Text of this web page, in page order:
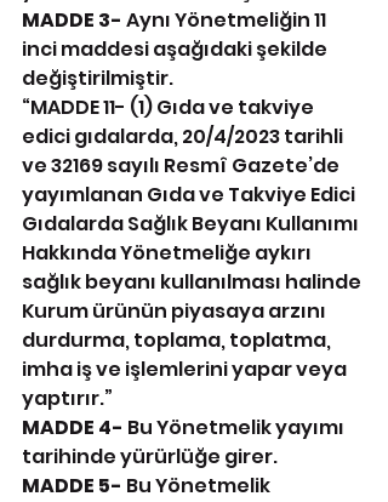
MADDE 3- Aynı Yönetmeliğin 11
inci maddesi aşağıdaki şekilde
değiştirilmiştir.
“MADDE 11- (1) Gıda ve takviye
edici gıdalarda, 20/4/2023 tarihli
ve 32169 sayılı Resmî Gazete’de
yayımlanan Gıda ve Takviye Edici
Gıdalarda Sağlık Beyanı Kullanımı
Hakkında Yönetmeliğe aykırı
sağlık beyanı kullanılması halinde
Kurum ürünün piyasaya arzını
durdurma, toplama, toplatma,
imha iş ve işlemlerini yapar veya
yaptırır.”
MADDE 4- Bu Yönetmelik yayımı
tarihinde yürürlüğe girer.
MADDE 5- Bu Yönetmelik